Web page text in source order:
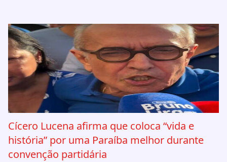
Cícero Lucena afirma que coloca “vida e
história” por uma Paraíba melhor durante
convenção partidária